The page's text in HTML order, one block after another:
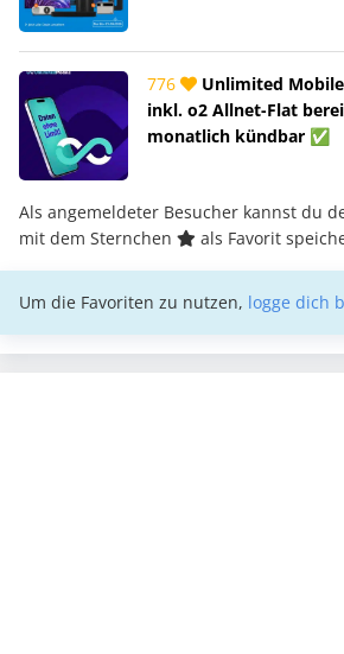
776
Unlimited
inkl. o2 Allnet-Flat
monatlich kündbar ✅
Als angemeldeter Besucher kannst du
mit dem Sternchen
als Favorit
Um die Favoriten zu nutzen, logge dich